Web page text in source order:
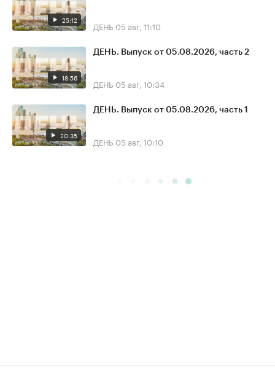
25:12 ДЕНЬ 05 авг, 11:10
18:56
ДЕНЬ. Выпуск от 05.08.2026, часть 2
ДЕНЬ 05 авг, 10:34
20:35
ДЕНЬ. Выпуск от 05.08.2026, часть 1
ДЕНЬ 05 авг, 10:10